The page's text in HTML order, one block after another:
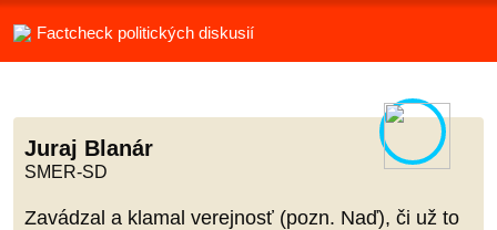
Factcheck politických diskusií
Juraj Blanár
SMER-SD
Zavádzal a klamal verejnosť (pozn. Naď), či už to